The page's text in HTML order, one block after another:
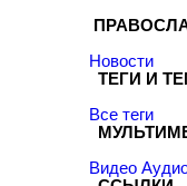
Новости
ТЕГИ И
Все теги
Видео